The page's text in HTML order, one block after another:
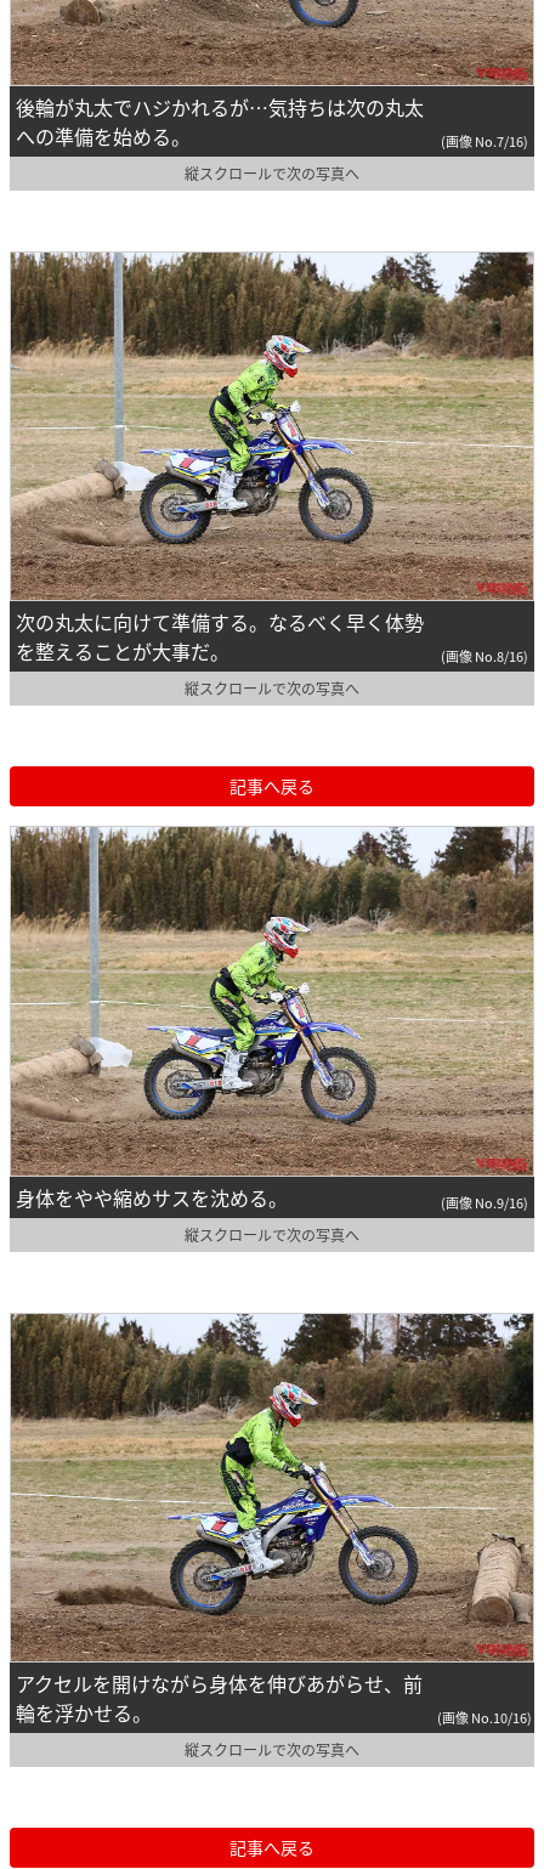
後輪が丸太でハジかれるが…気持ちは次の丸太
への準備を始める。
(画像 No.7/16)
縦スクロールで次の写真へ
次の丸太に向けて準備する。なるべく早く体勢
を整えることが大事だ。
(画像 No.8/16)
縦スクロールで次の写真へ
記事へ戻る
身体をやや縮めサスを沈める。 (画像 No.9/16)
縦スクロールで次の写真へ
アクセルを開けながら身体を伸びあがらせ、前
輪を浮かせる。
(画像 No.10/16)
縦スクロールで次の写真へ
記事へ戻る